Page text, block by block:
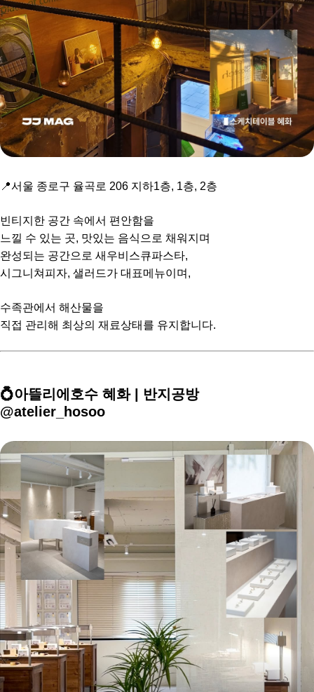
📍서울 종로구 율곡로 206 지하1층, 1층, 2층
빈티지한 공간 속에서 편안함을
느낄 수 있는 곳, 맛있는 음식으로 채워지며
완성되는 공간으로 새우비스큐파스타,
시그니쳐피자, 샐러드가 대표메뉴이며,
수족관에서 해산물을
직접 관리해 최상의 재료상태를 유지합니다.
💍아뜰리에호수 혜화 | 반지공방
@atelier_hosoo